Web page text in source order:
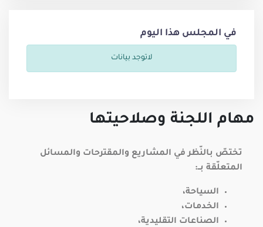
في المجلس هذا اليوم
لاتوجد بيانات
مهام اللجنة وصلاحيتها
تختصّ بالنّظر في المشاريع والمقترحات والمسائل
المتعلّقة بــ:
السياحة،
الخدمات،
الصناعات التقليدية،